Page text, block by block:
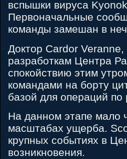
вспышки вируса
Первоначальные
команды замешан в
Доктор Cardor
разработкам Центра
спокойствию этим
командами на борту
базой для операций
На данном этапе мало
масштабах ущерба.
крупных событиях в
возникновения.